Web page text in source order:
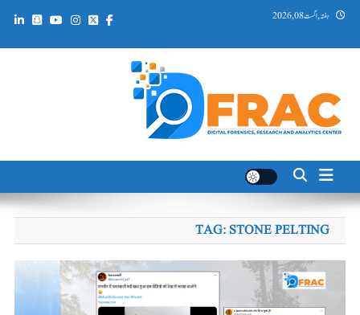
Skip ہفتہ, اگست 08, 2026
DFRAC_ORG
TAG: STONE PELTING